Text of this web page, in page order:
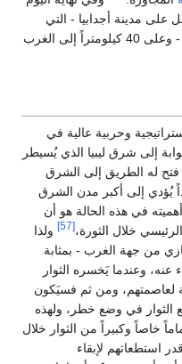
على مدينة أجدابيا - التي
أصبحت تبدو كأنها مدينة أشباح مهجورة - وعلى 40 كيلومتراً إلى الغرب
وحربية عالية في
إلى شرق ليبيا الذي يُسيطر
فتح له الطريق إلى الشرق
يُؤدي إلى أكبر مدن الشرق
في هذه الحالة هو أن
خلال الثورة،[57]
ولذا
من جهة الغرب - بمثابة
وعندما يَخسره الثوار
لعاصمتهم، ومن ثم فسيَكون
الثوار في وضع خطر، ولهذه
خاصاً وكبيراً من الثوار خلال
استطعاتهم لإبقاء